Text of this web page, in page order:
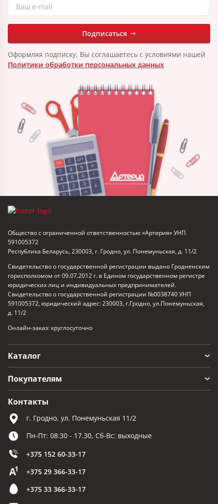
Подписаться
Оформляя подписку, Вы соглашаетесь с условиями нашей
Политики обработки персональных данных
Общество с ограниченной ответственностью «Артерия» УНП
591005372
Республика Беларусь, 230003, г. Гродно, ул. Понемуньская, д. 11/2
Свидетельство о государственной регистрации выдано Гродненским
горисполкомом от 09.07.2012 г. в Едином государственном регистре
юридических лиц и индивидуальных предпринимателей.
Свидетельство о государственной регистрации №0038740 УНП
591005372, юридический адрес: 230003, г.Гродно, ул.Понемуньская,
д. 11/2
Онлайн-заказ: круглосуточно
Каталог
Покупателям
Контакты
г. Гродно, ул. Понемуньская 11/2
Пн-Пт: 08:30 - 17.30, Сб-Вс: выходные
+375 152 60-33-17
+375 29 366-33-17
+375 33 366-33-17